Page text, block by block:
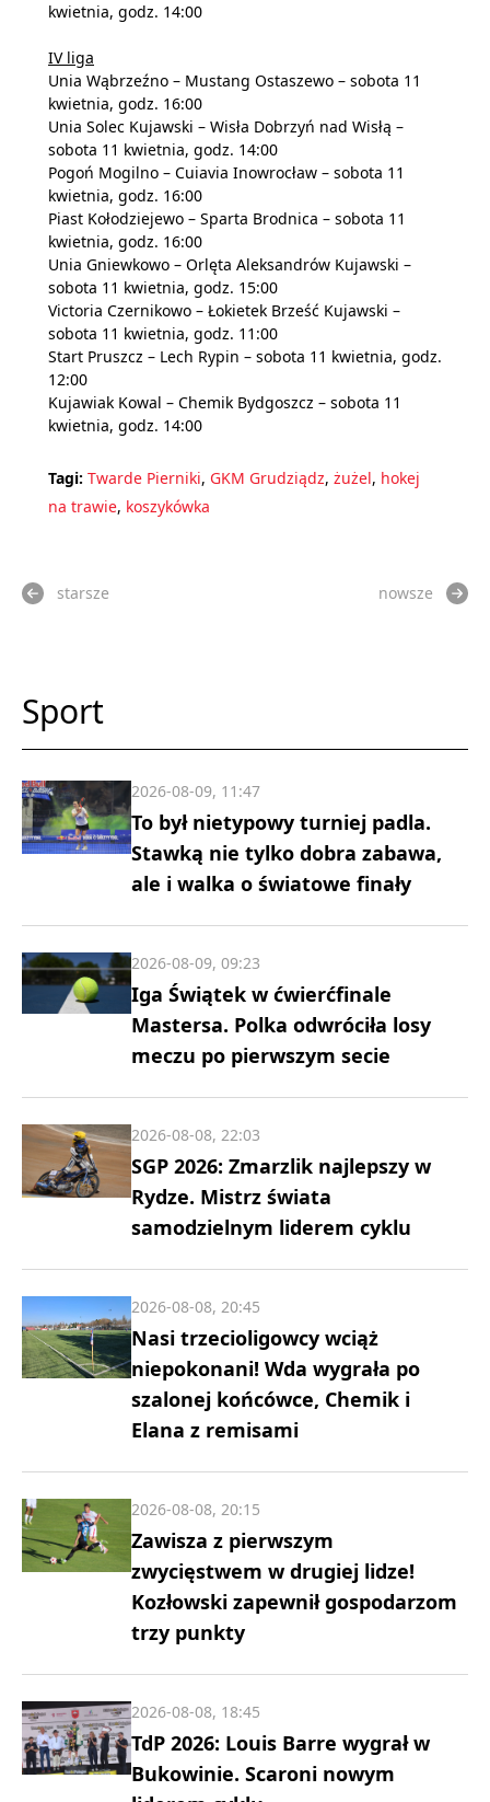
kwietnia, godz. 14:00
IV liga
Unia Wąbrzeźno – Mustang Ostaszewo – sobota 11
kwietnia, godz. 16:00
Unia Solec Kujawski – Wisła Dobrzyń nad Wisłą –
sobota 11 kwietnia, godz. 14:00
Pogoń Mogilno – Cuiavia Inowrocław – sobota 11
kwietnia, godz. 16:00
Piast Kołodziejewo – Sparta Brodnica – sobota 11
kwietnia, godz. 16:00
Unia Gniewkowo – Orlęta Aleksandrów Kujawski –
sobota 11 kwietnia, godz. 15:00
Victoria Czernikowo – Łokietek Brześć Kujawski –
sobota 11 kwietnia, godz. 11:00
Start Pruszcz – Lech Rypin – sobota 11 kwietnia, godz.
12:00
Kujawiak Kowal – Chemik Bydgoszcz – sobota 11
kwietnia, godz. 14:00
Tagi: Twarde Pierniki, GKM Grudziądz, żużel, hokej
na trawie, koszykówka
starsze nowsze
Sport
To był nietypowy turniej padla.
Stawką nie tylko dobra zabawa,
ale i walka o światowe finały
2026-08-09, 11:47
Iga Świątek w ćwierćfinale
Mastersa. Polka odwróciła losy
meczu po pierwszym secie
2026-08-09, 09:23
SGP 2026: Zmarzlik najlepszy w
Rydze. Mistrz świata
samodzielnym liderem cyklu
2026-08-08, 22:03
Nasi trzecioligowcy wciąż
niepokonani! Wda wygrała po
szalonej końcówce, Chemik i
Elana z remisami
2026-08-08, 20:45
Zawisza z pierwszym
zwycięstwem w drugiej lidze!
Kozłowski zapewnił gospodarzom
trzy punkty
2026-08-08, 20:15
TdP 2026: Louis Barre wygrał w
Bukowinie. Scaroni nowym
2026-08-08, 18:45